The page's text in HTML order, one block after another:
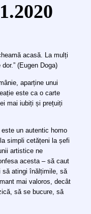
acasă. La mulți
(Eugen Doga)
aparține unui
este ca o carte
mai iubiți și prețuiți
un autentic homo
simpli cetățeni la șefi
artistice ne
acesta – să caut
să atingi înălțimile, să
mai valoros, decât
să se bucure, să